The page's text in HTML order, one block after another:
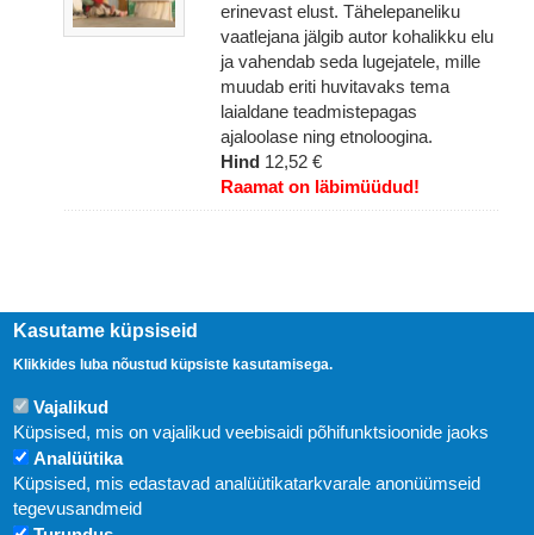
erinevast elust. Tähelepaneliku
vaatlejana jälgib autor kohalikku elu
ja vahendab seda lugejatele, mille
muudab eriti huvitavaks tema
laialdane teadmistepagas
ajaloolase ning etnoloogina.
Hind 12,52 €
Raamat on läbimüüdud!
Uudised
Kasutame küpsiseid
Klikkides luba nõustud küpsiste kasutamisega.
Vajalikud
Küpsised, mis on vajalikud veebisaidi põhifunktsioonide jaoks
Analüütika
Küpsised, mis edastavad analüütikatarkvarale anonüümseid
tegevusandmeid